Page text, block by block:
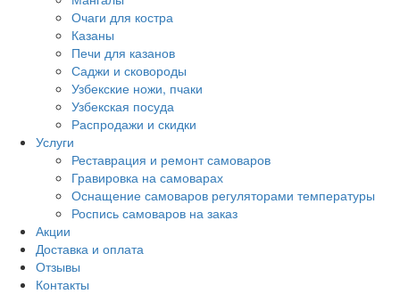
Очаги для костра
Казаны
Печи для казанов
Саджи и сковороды
Узбекские ножи, пчаки
Узбекская посуда
Распродажи и скидки
Услуги
Реставрация и ремонт самоваров
Гравировка на самоварах
Оснащение самоваров регуляторами температуры
Роспись самоваров на заказ
Акции
Доставка и оплата
Отзывы
Контакты